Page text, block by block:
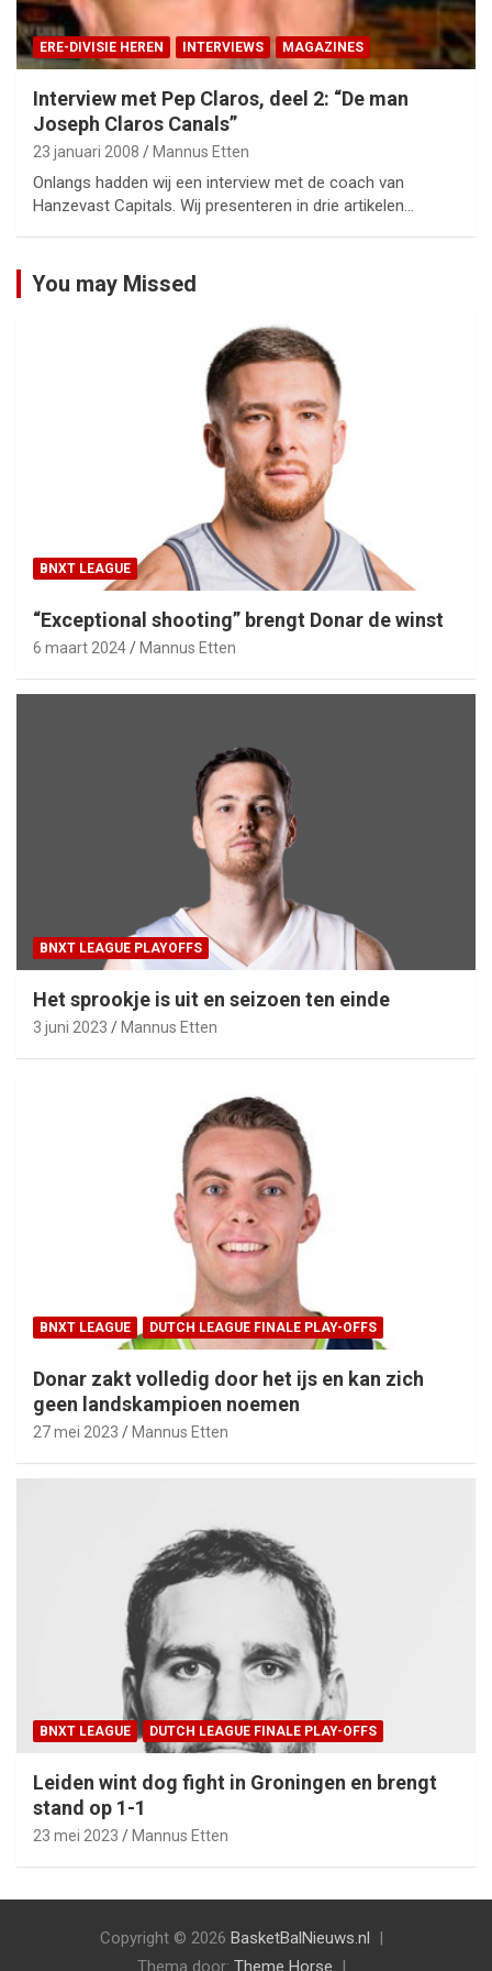
ERE-DIVISIE HEREN INTERVIEWS MAGAZINES
Interview met Pep Claros, deel 2: “De man
Joseph Claros Canals”
23 januari 2008 Mannus Etten
Onlangs hadden wij een interview met de coach van
Hanzevast Capitals. Wij presenteren in drie artikelen…
You may Missed
BNXT LEAGUE
“Exceptional shooting” brengt Donar de winst
6 maart 2024 Mannus Etten
BNXT LEAGUE PLAYOFFS
Het sprookje is uit en seizoen ten einde
3 juni 2023 Mannus Etten
BNXT LEAGUE DUTCH LEAGUE FINALE PLAY-OFFS
Donar zakt volledig door het ijs en kan zich
geen landskampioen noemen
27 mei 2023 Mannus Etten
BNXT LEAGUE DUTCH LEAGUE FINALE PLAY-OFFS
Leiden wint dog fight in Groningen en brengt
stand op 1-1
23 mei 2023 Mannus Etten
Copyright © 2026 BasketBalNieuws.nl